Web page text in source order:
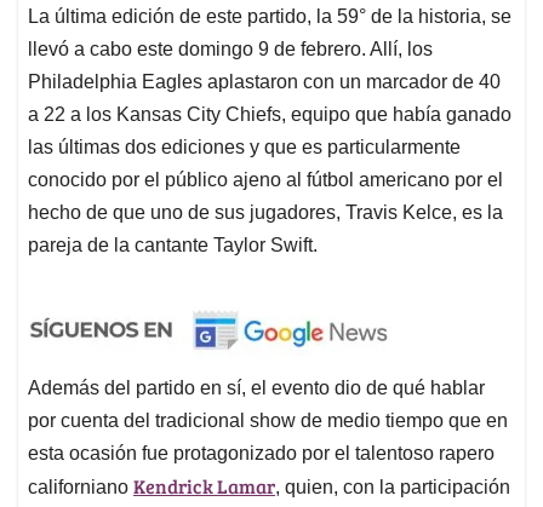
La última edición de este partido, la 59° de la historia, se
llevó a cabo este domingo 9 de febrero. Allí, los
Philadelphia Eagles aplastaron con un marcador de 40
a 22 a los Kansas City Chiefs, equipo que había ganado
las últimas dos ediciones y que es particularmente
conocido por el público ajeno al fútbol americano por el
hecho de que uno de sus jugadores, Travis Kelce, es la
pareja de la cantante Taylor Swift.
Además del partido en sí, el evento dio de qué hablar
por cuenta del tradicional show de medio tiempo que en
esta ocasión fue protagonizado por el talentoso rapero
californiano Kendrick Lamar, quien, con la participación